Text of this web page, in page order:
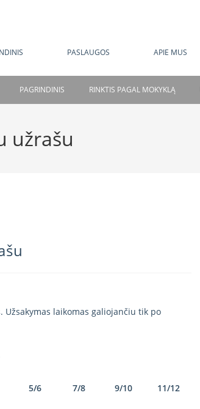
PASLAUGOS APIE MUS
PAGRINDINIS RINKTIS PAGAL MOKYKLĄ
užrašu
Užsakymas laikomas galiojančiu tik po
5/6 7/8 9/10 11/12